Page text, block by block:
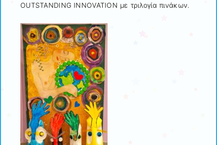
OUTSTANDING INNOVATION με τριλογία πινάκων.